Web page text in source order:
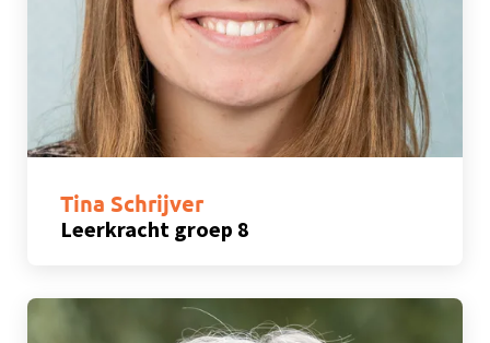
Tina Schrijver
Leerkracht groep 8